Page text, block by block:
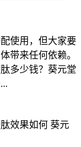
使用，但大家要
带来任何依赖。
多少钱？葵元堂
效果如何 葵元